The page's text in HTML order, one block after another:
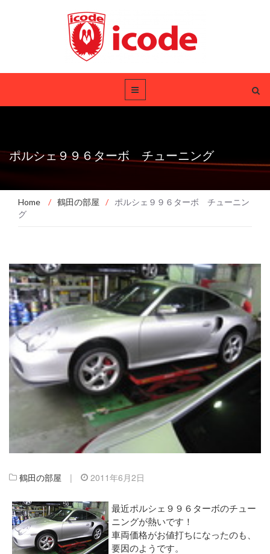
ポルシェ９９６ターボ チューニング
Home / 鶴田の部屋 /
ポルシェ９９６ターボ チューニン
グ
鶴田の部屋 | 2011年6月2日
最近ポルシェ９９６ターボのチュー
ニングが熱いです！
車両価格がお値打ちになったのも、
要因のようです。